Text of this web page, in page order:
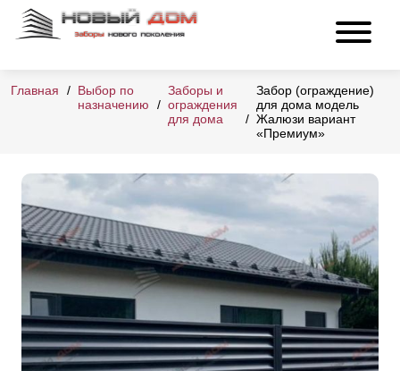
Главная
Выбор по
назначению
Заборы и
ограждения
для дома
Забор (ограждение)
для дома модель
Жалюзи вариант
«Премиум»